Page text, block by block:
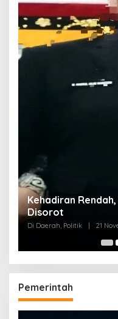
Kehadiran
Disorot
Di Daerah, Politik 21
Pemerintah